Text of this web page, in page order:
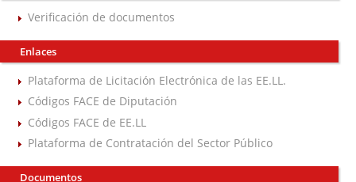
Verificación de documentos
Enlaces
Plataforma de Licitación Electrónica de las EE.LL.
Códigos FACE de Diputación
Códigos FACE de EE.LL
Plataforma de Contratación del Sector Público
Documentos